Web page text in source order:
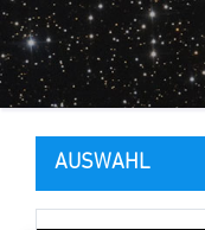
AUSWAHL